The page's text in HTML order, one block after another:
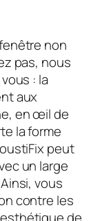
non
pas, nous
: la
aux
en œil de
la forme
peut
un large
vous
contre les